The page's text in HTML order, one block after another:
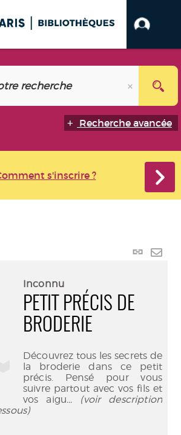
Recherche avancée
s'inscrire ?
Lien
Inconnu
PETIT PRÉCIS DE
BRODERIE
Découvrez tous les secrets de
la broderie dans ce petit
précis. Pensé pour vous
suivre partout avec vos fils et
vos aigu... (voir description